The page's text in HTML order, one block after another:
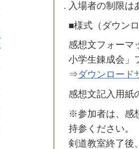
入場者の制限は
■様式（ダウン
感想文フォーマ
小学生錬成会」
⇒ダウンロード
感想文記入用紙
※参加者は、感
持参ください。
剣道教室終了後